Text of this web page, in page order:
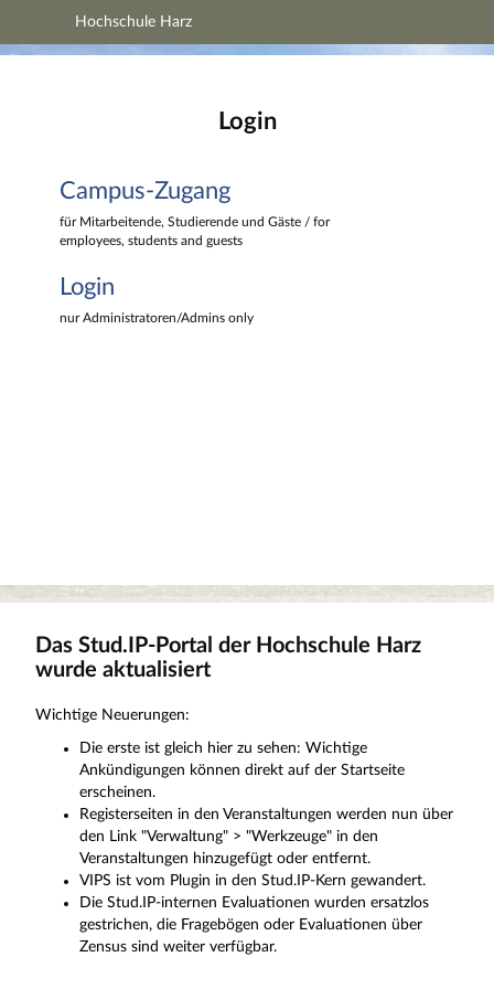
Hauptnavigation
Fußzeile
Hochschule Harz
Login
Campus-Zugang
für Mitarbeitende, Studierende und Gäste / for
employees, students and guests
Login
nur Administratoren/Admins only
Das Stud.IP-Portal der Hochschule Harz
wurde aktualisiert
Wichtige Neuerungen:
Die erste ist gleich hier zu sehen: Wichtige
Ankündigungen können direkt auf der Startseite
erscheinen.
Registerseiten in den Veranstaltungen werden nun über
den Link "Verwaltung" > "Werkzeuge" in den
Veranstaltungen hinzugefügt oder entfernt.
VIPS ist vom Plugin in den Stud.IP-Kern gewandert.
Die Stud.IP-internen Evaluationen wurden ersatzlos
gestrichen, die Fragebögen oder Evaluationen über
Zensus sind weiter verfügbar.